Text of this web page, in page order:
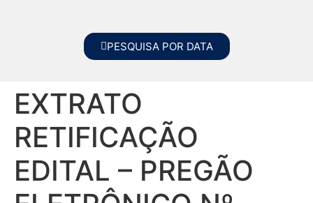
PESQUISA POR DATA
EXTRATO
RETIFICAÇÃO
EDITAL – PREGÃO